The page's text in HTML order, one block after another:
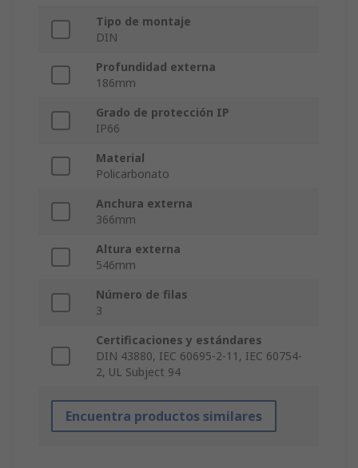
Tipo de montaje
DIN
Profundidad externa
186mm
Grado de protección IP
IP66
Material
Policarbonato
Anchura externa
366mm
Altura externa
546mm
Número de filas
3
Certificaciones y estándares
DIN 43880, IEC 60695-2-11, IEC 60754-
2, UL Subject 94
Encuentra productos similares